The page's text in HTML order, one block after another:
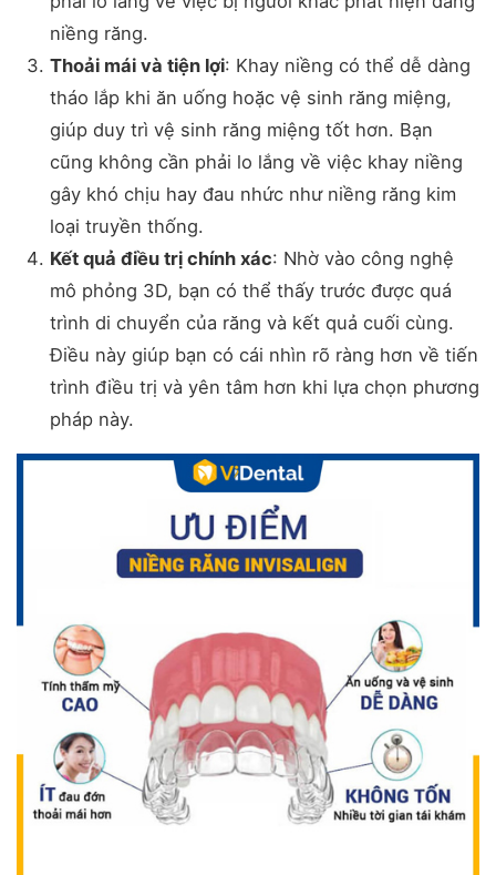
niềng răng.
Thoải mái và tiện lợi: Khay niềng có thể dễ dàng
tháo lắp khi ăn uống hoặc vệ sinh răng miệng,
giúp duy trì vệ sinh răng miệng tốt hơn. Bạn
cũng không cần phải lo lắng về việc khay niềng
gây khó chịu hay đau nhức như niềng răng kim
loại truyền thống.
Kết quả điều trị chính xác: Nhờ vào công nghệ
mô phỏng 3D, bạn có thể thấy trước được quá
trình di chuyển của răng và kết quả cuối cùng.
Điều này giúp bạn có cái nhìn rõ ràng hơn về tiến
trình điều trị và yên tâm hơn khi lựa chọn phương
pháp này.